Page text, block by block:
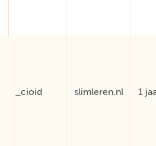
_cioid slimleren.nl 1